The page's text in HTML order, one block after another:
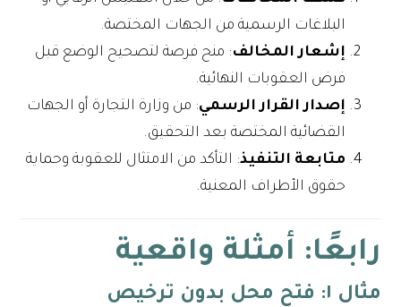
البلاغات الرسمية من الجهات المختصة.
إشعار المخالف: منح فرصة لتصحيح الوضع قبل
فرض العقوبات النهائية.
إصدار القرار الرسمي: من وزارة التجارة أو الجهات
القضائية المختصة بعد التحقيق.
متابعة التنفيذ: التأكد من الامتثال للعقوبة وحماية
حقوق الأطراف المعنية.
رابعًا: أمثلة واقعية
مثال ١: فتح محل بدون ترخيص